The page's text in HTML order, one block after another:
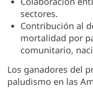
sectores.
Contribución al
mortalidad por
comunitario,
Los ganadores del
paludismo en las